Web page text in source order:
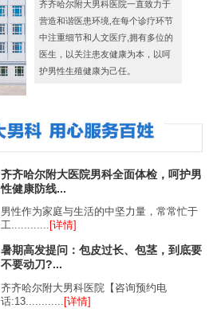
齐齐哈尔附大男科医院一直致力于
营造和谐医患环境,在每个诊疗环节
中注重细节和人文医疗,拥有多位的
医生，以关注患友健康为本，以呵
护男性生殖健康为己任。
齐齐哈尔附大医院男科全面体检，呵护男
性健康防线...
男性作为家庭与生活的中坚力量，常常忙于
工............ [详情]
暑期高发提问：包皮过长、包茎，到底要
不要动刀?...
齐齐哈尔附大男科医院【咨询预约电
话:13............
[详情]